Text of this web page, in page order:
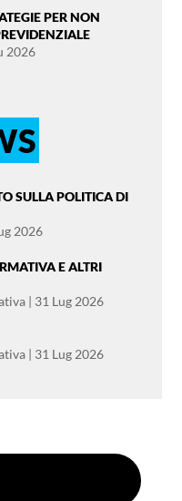
PER NON
2026
SULLA POLITICA DI
2026
E ALTRI
| 31 Lug 2026
| 31 Lug 2026